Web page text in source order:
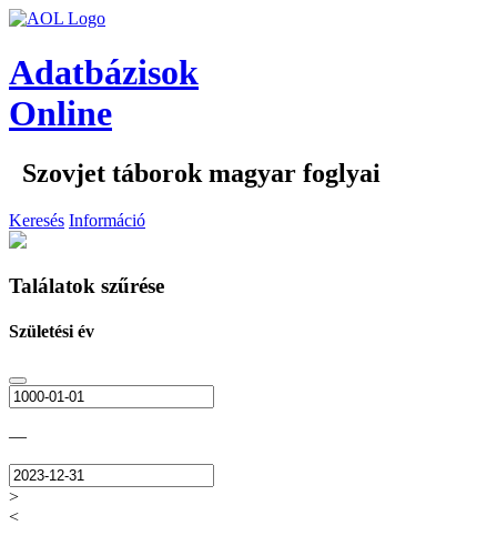
Adatbázisok
Online
Szovjet táborok magyar foglyai
Keresés Információ
Találatok szűrése
Születési év
—
>
<